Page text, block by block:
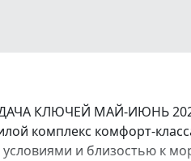
КЛЮЧЕЙ МАЙ-ИЮНЬ
комплекс комфорт-
условиями и близостью к